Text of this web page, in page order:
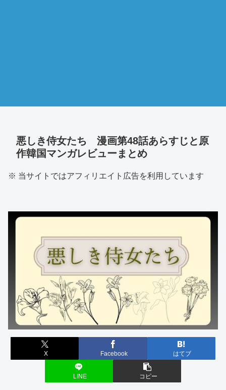
悪しき侍女たち 漫画第48話あらすじと原
作韓国マンガレビューまとめ
※ 当サイトではアフィリエイト広告を利用しています
X Facebook はてブ
LINE コピー